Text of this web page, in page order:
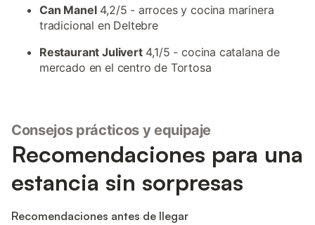
Can Manel4,2/5 - arroces y cocina marinera
tradicional en Deltebre
Restaurant Julivert4,1/5 - cocina catalana de
mercado en el centro de Tortosa
Consejos prácticos y equipaje
Recomendaciones para una
estancia sin sorpresas
Recomendaciones antes de llegar